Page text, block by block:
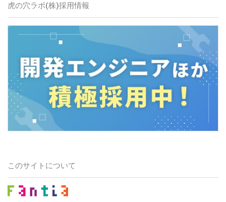
虎の穴ラボ(株)採用情報
このサイトについて